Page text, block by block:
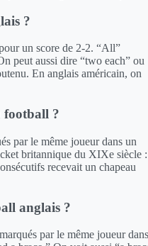
?
un score de 2-2. “All”
peut aussi dire “two each” ou
En anglais américain, on
football ?
par le même joueur dans un
britannique du XIXe siècle :
recevait un chapeau
anglais ?
par le même joueur dans